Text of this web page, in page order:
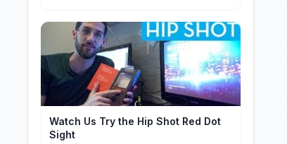
Watch Us Try the Hip Shot Red Dot
Sight